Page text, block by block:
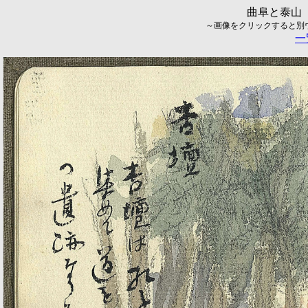
曲阜と泰山
～画像をクリックすると
一